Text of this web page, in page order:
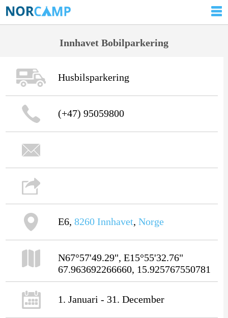
Innhavet Bobilparkering
Husbilsparkering
(+47) 95059800
E6, 8260 Innhavet, Norge
N67°57'49.29", E15°55'32.76"
67.963692266660, 15.925767550781
1. Januari - 31. December